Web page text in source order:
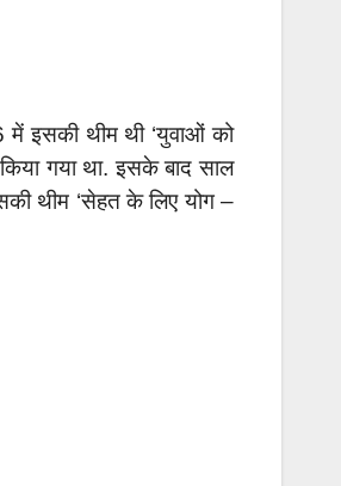
में इसकी थीम थी ‘युवाओं को
गया था. इसके बाद साल
थीम ‘सेहत के लिए योग –